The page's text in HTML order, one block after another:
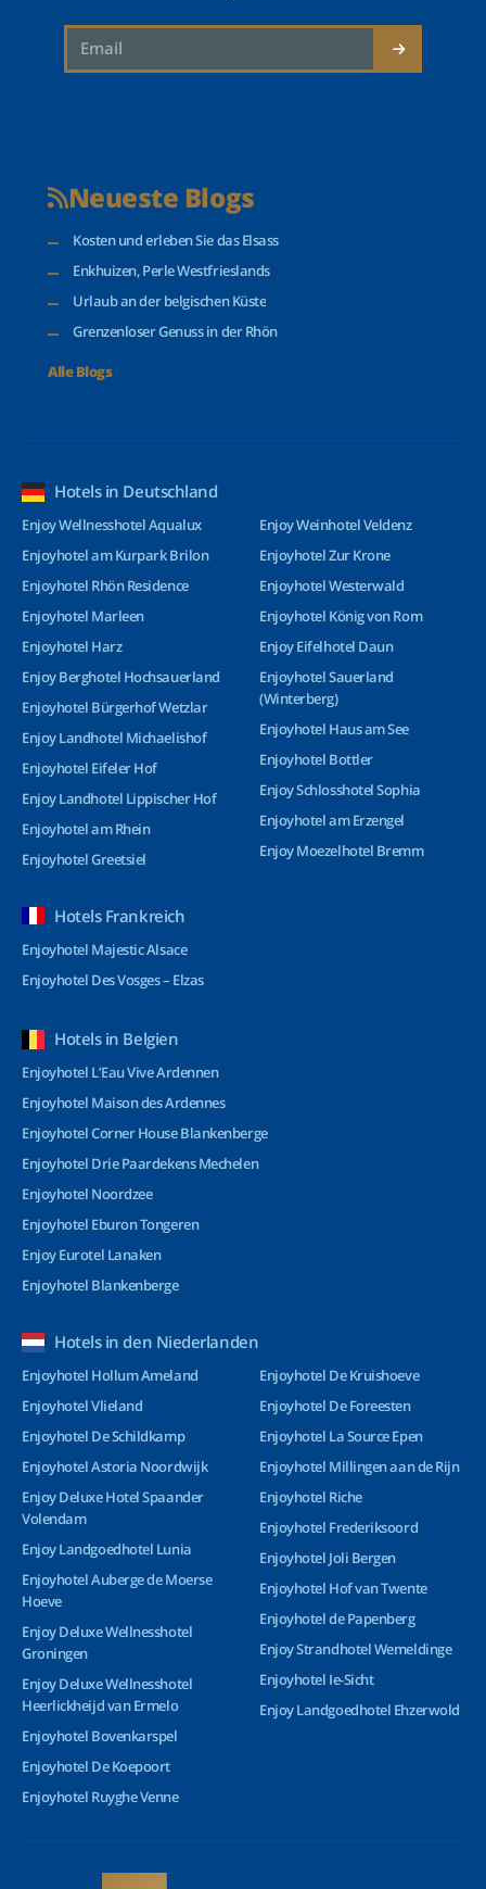
Neueste Blogs
Kosten und erleben Sie das Elsass
Enkhuizen, Perle Westfrieslands
Urlaub an der belgischen Küste
Grenzenloser Genuss in der Rhön
Alle Blogs
Hotels in Deutschland
Enjoy Wellnesshotel Aqualux
Enjoyhotel am Kurpark Brilon
Enjoyhotel Rhön Residence
Enjoyhotel Marleen
Enjoyhotel Harz
Enjoy Berghotel Hochsauerland
Enjoyhotel Bürgerhof Wetzlar
Enjoy Landhotel Michaelishof
Enjoyhotel Eifeler Hof
Enjoy Landhotel Lippischer Hof
Enjoyhotel am Rhein
Enjoyhotel Greetsiel
Enjoy Weinhotel Veldenz
Enjoyhotel Zur Krone
Enjoyhotel Westerwald
Enjoyhotel König von Rom
Enjoy Eifelhotel Daun
Enjoyhotel Sauerland
(Winterberg)
Enjoyhotel Haus am See
Enjoyhotel Bottler
Enjoy Schlosshotel Sophia
Enjoyhotel am Erzengel
Enjoy Moezelhotel Bremm
Hotels Frankreich
Enjoyhotel Majestic Alsace
Enjoyhotel Des Vosges – Elzas
Hotels in Belgien
Enjoyhotel L’Eau Vive Ardennen
Enjoyhotel Maison des Ardennes
Enjoyhotel Corner House Blankenberge
Enjoyhotel Drie Paardekens Mechelen
Enjoyhotel Noordzee
Enjoyhotel Eburon Tongeren
Enjoy Eurotel Lanaken
Enjoyhotel Blankenberge
Hotels in den Niederlanden
Enjoyhotel Hollum Ameland
Enjoyhotel Vlieland
Enjoyhotel De Schildkamp
Enjoyhotel Astoria Noordwijk
Enjoy Deluxe Hotel Spaander
Volendam
Enjoy Landgoedhotel Lunia
Enjoyhotel Auberge de Moerse
Hoeve
Enjoy Deluxe Wellnesshotel
Groningen
Enjoy Deluxe Wellnesshotel
Heerlickheijd van Ermelo
Enjoyhotel Bovenkarspel
Enjoyhotel De Koepoort
Enjoyhotel Ruyghe Venne
Enjoyhotel De Kruishoeve
Enjoyhotel De Foreesten
Enjoyhotel La Source Epen
Enjoyhotel Millingen aan de Rijn
Enjoyhotel Riche
Enjoyhotel Frederiksoord
Enjoyhotel Joli Bergen
Enjoyhotel Hof van Twente
Enjoyhotel de Papenberg
Enjoy Strandhotel Wemeldinge
Enjoyhotel Ie-Sicht
Enjoy Landgoedhotel Ehzerwold